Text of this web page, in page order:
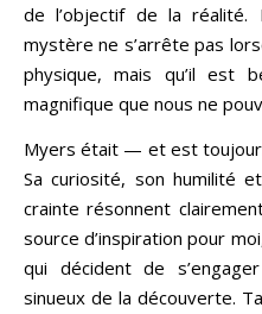
de l’objectif de la
mystère ne s’arrête pas
physique, mais qu’il est
magnifique que nous ne
Myers était — et est
Sa curiosité, son humilité
crainte résonnent
source d’inspiration pour
qui décident de
sinueux de la découverte.